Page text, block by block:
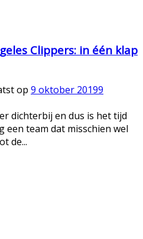
Clippers: in één klap
op 9 oktober 20199
dichterbij en dus is het tijd
een team dat misschien wel
de...